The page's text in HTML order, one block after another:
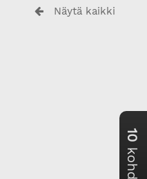
Näytä kaikki
10